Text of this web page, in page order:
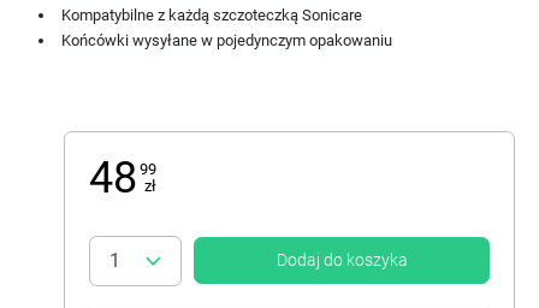
Kompatybilne z każdą szczoteczką Sonicare
Końcówki wysyłane w pojedynczym opakowaniu
48 99
zł
Dodaj do koszyka